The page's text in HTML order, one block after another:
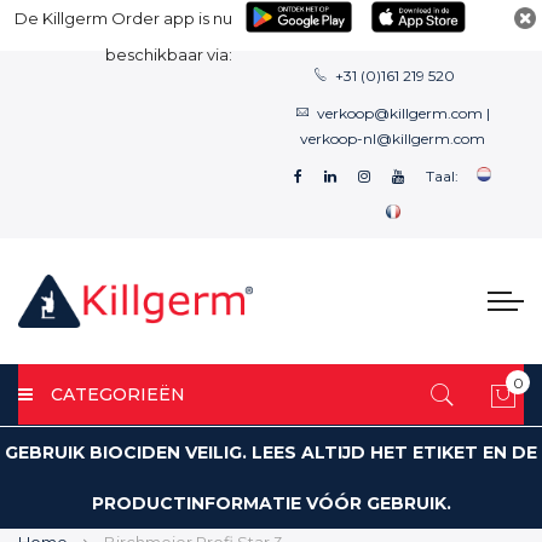
De Killgerm Order app is nu
beschikbaar via:
+31 (0)161 219 520
verkoop@killgerm.com |
verkoop-nl@killgerm.com
Taal:
CATEGORIEËN
0
GEBRUIK BIOCIDEN VEILIG. LEES ALTIJD HET ETIKET EN DE
PRODUCTINFORMATIE VÓÓR GEBRUIK.